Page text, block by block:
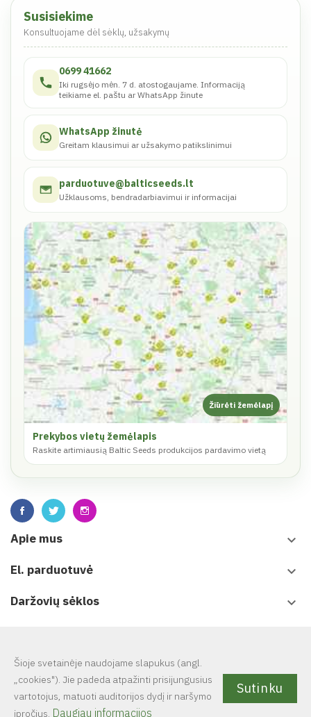
Susisiekime
Konsultuojame dėl sėklų, užsakymų
0699 41662
Iki rugsėjo mėn. 7 d. atostogaujame. Informaciją
teikiame el. paštu ar WhatsApp žinute
WhatsApp žinutė
Greitam klausimui ar užsakymo patikslinimui
parduotuve@balticseeds.lt
Užklausoms, bendradarbiavimui ir informacijai
Prekybos vietų žemėlapis
Raskite artimiausią Baltic Seeds produkcijos pardavimo vietą
Apie mus keyboard_arrow_down
El. parduotuvė keyboard_arrow_down
Daržovių sėklos keyboard_arrow_down
Šioje svetainėje naudojame slapukus (angl.
„cookies"). Jie padeda atpažinti prisijungusius
vartotojus, matuoti auditorijos dydį ir naršymo
įpročius. Daugiau informacijos
Sutinku
© 2025 UAB Baltic seeds. Visa svetainėje esanti informacija